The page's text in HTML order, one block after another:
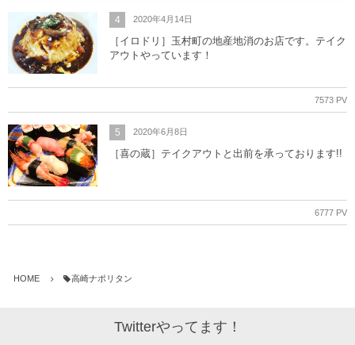
4 2020年4月14日
［イロドリ］玉村町の地産地消のお店です。テイク
アウトやっています！
7573 PV
5 2020年6月8日
［喜の蔵］テイクアウトと出前を承っております!!
6777 PV
HOME 高崎ナポリタン
Twitterやってます！